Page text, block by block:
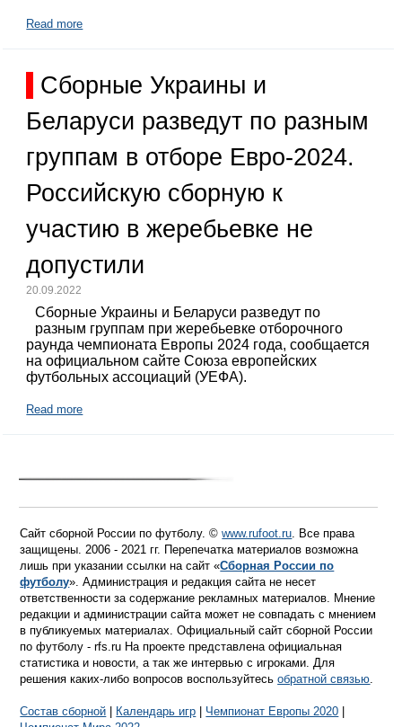
Read more
Сборные Украины и
Беларуси разведут по разным
группам в отборе Евро-2024.
Российскую сборную к
участию в жеребьевке не
допустили
20.09.2022
Сборные Украины и Беларуси разведут по
разным группам при жеребьевке отборочного
раунда чемпионата Европы 2024 года, сообщается
на официальном сайте Союза европейских
футбольных ассоциаций (УЕФА).
Read more
Сайт сборной России по футболу. ©www.rufoot.ru. Все права
защищены. 2006 - 2021 гг. Перепечатка материалов возможна
лишь при указании ссылки на сайт «Сборная России по
футболу». Администрация и редакция сайта не несет
ответственности за содержание рекламных материалов. Мнение
редакции и администрации сайта может не совпадать с мнением
в публикуемых материалах. Официальный сайт сборной России
по футболу - rfs.ru На проекте представлена официальная
статистика и новости, а так же интервью с игроками. Для
решения каких-либо вопросов воспользуйтесьобратной связью.
Состав сборной Календарь игр Чемпионат Европы 2020